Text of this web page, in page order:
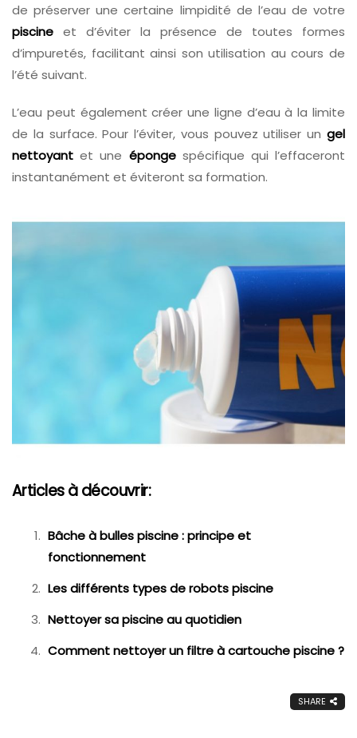
de préserver une certaine limpidité de l’eau de votre
piscine et d’éviter la présence de toutes formes
d’impuretés, facilitant ainsi son utilisation au cours de
l’été suivant.
L’eau peut également créer une ligne d’eau à la limite
de la surface. Pour l’éviter, vous pouvez utiliser un gel
nettoyant et une épongespécifique qui l’effaceront
instantanément et éviteront sa formation.
Articles à découvrir:
Bâche à bulles piscine : principe et
fonctionnement
Les différents types de robots piscine
Nettoyer sa piscine au quotidien
Comment nettoyer un filtre à cartouche piscine ?
SHARE